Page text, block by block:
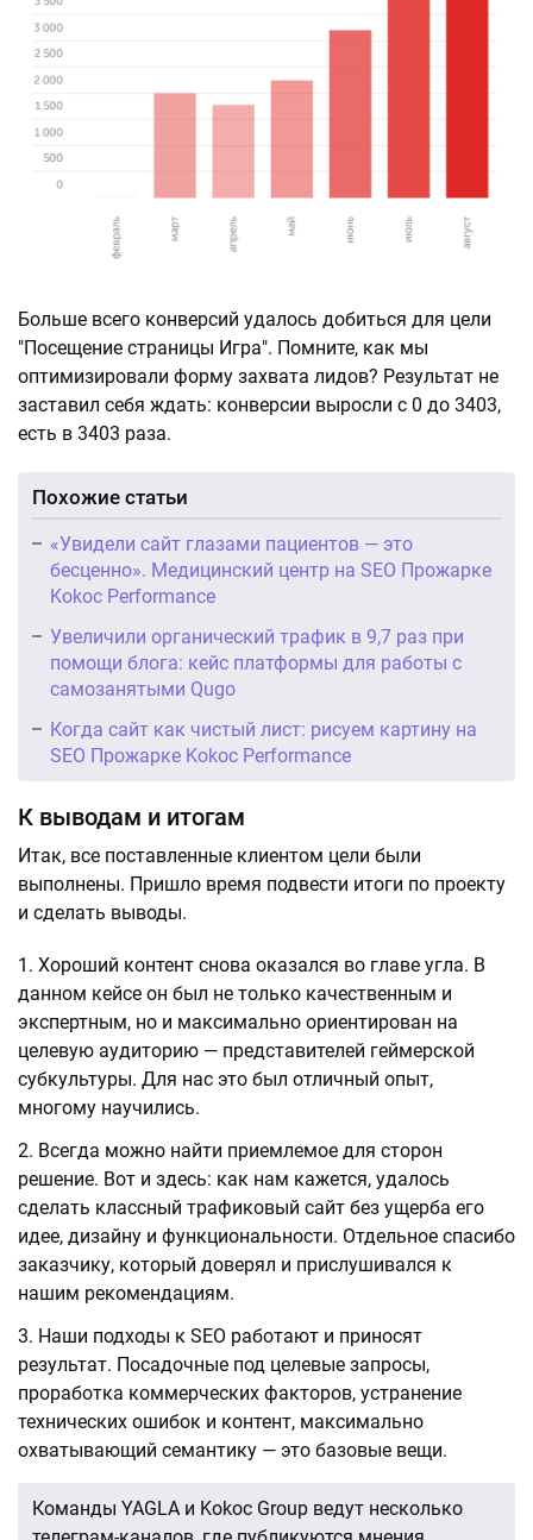
Больше всего конверсий удалось добиться для цели
"Посещение страницы Игра". Помните, как мы
оптимизировали форму захвата лидов? Результат не
заставил себя ждать: конверсии выросли с 0 до 3403,
есть в 3403 раза.
Похожие статьи
«Увидели сайт глазами пациентов — это
бесценно». Медицинский центр на SEO Прожарке
Kokoc Performance
Увеличили органический трафик в 9,7 раз при
помощи блога: кейс платформы для работы с
самозанятыми Qugo
Когда сайт как чистый лист: рисуем картину на
SEO Прожарке Kokoc Performance
К выводам и итогам
Итак, все поставленные клиентом цели были
выполнены. Пришло время подвести итоги по проекту
и сделать выводы.
Хороший контент снова оказался во главе угла. В
данном кейсе он был не только качественным и
экспертным, но и максимально ориентирован на
целевую аудиторию — представителей геймерской
субкультуры. Для нас это был отличный опыт,
многому научились.
Всегда можно найти приемлемое для сторон
решение. Вот и здесь: как нам кажется, удалось
сделать классный трафиковый сайт без ущерба его
идее, дизайну и функциональности. Отдельное спасибо
заказчику, который доверял и прислушивался к
нашим рекомендациям.
Наши подходы к SEO работают и приносят
результат. Посадочные под целевые запросы,
проработка коммерческих факторов, устранение
технических ошибок и контент, максимально
охватывающий семантику — это базовые вещи.
Команды YAGLA и Kokoc Group ведут несколько